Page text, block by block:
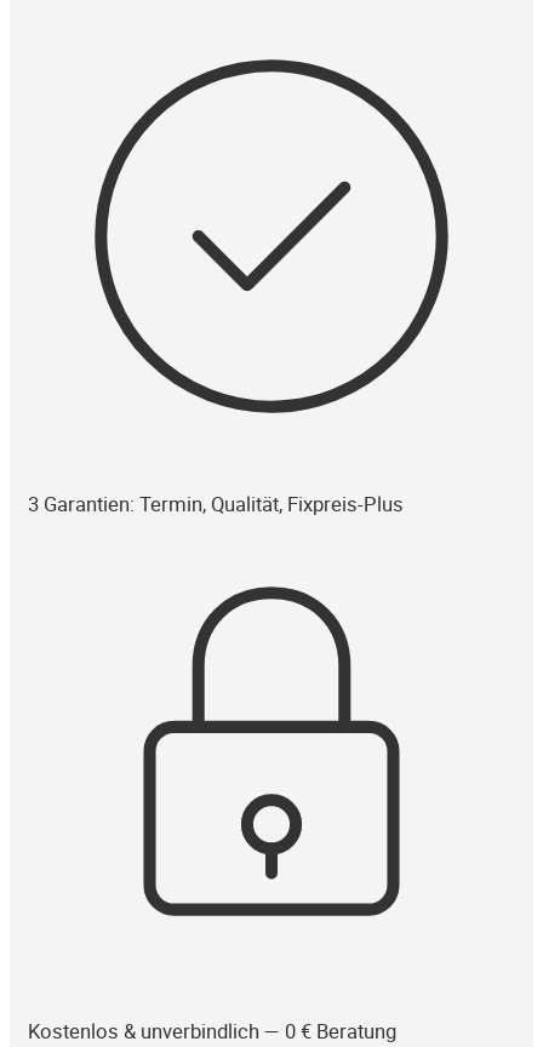
3 Garantien: Termin, Qualität, Fixpreis-Plus
Kostenlos & unverbindlich — 0 € Beratung